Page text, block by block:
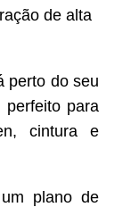
de alta
perto do seu
perfeito para
cintura e
plano de